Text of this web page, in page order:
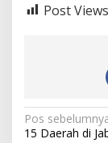
Post
N
Pos
15 Daerah di